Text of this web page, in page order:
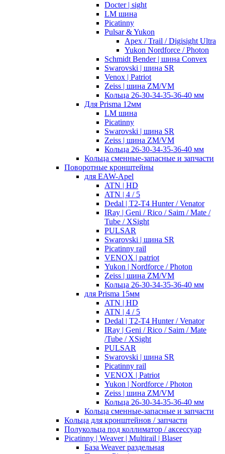
Docter | sight
LM шина
Picatinny
Pulsar & Yukon
Apex / Trail / Digisight Ultra
Yukon Nordforce / Photon
Schmidt Bender | шина Convex
Swarovski | шина SR
Venox | Patriot
Zeiss | шина ZM/VM
Кольца 26-30-34-35-36-40 мм
Для Prisma 12мм
LM шина
Picatinny
Swarovski | шина SR
Zeiss | шина ZM/VM
Кольца 26-30-34-35-36-40 мм
Кольца сменные-запасные и запчасти
Поворотные кронштейны
для EAW-Apel
ATN | HD
ATN | 4 / 5
Dedal | T2-T4 Hunter / Venator
IRay | Geni / Rico / Saim / Mate /
Tube / XSight
PULSAR
Swarovski | шина SR
Picatinny rail
VENOX | patriot
Yukon | Nordforce / Photon
Zeiss | шина ZM/VM
Кольца 26-30-34-35-36-40 мм
для Prisma 15мм
ATN | HD
ATN | 4 / 5
Dedal | T2-T4 Hunter / Venator
IRay | Geni / Rico / Saim / Mate
/Tube / XSight
PULSAR
Swarovski | шина SR
Picatinny rail
VENOX | Patriot
Yukon | Nordforce / Photon
Zeiss | шина ZM/VM
Кольца 26-30-34-35-36-40 мм
Кольца сменные-запасные и запчасти
Кольца для кронштейнов / запчасти
Полукольца под коллиматор / аксессуар
Picatinny | Weaver | Multirail | Blaser
База Weaver раздельная